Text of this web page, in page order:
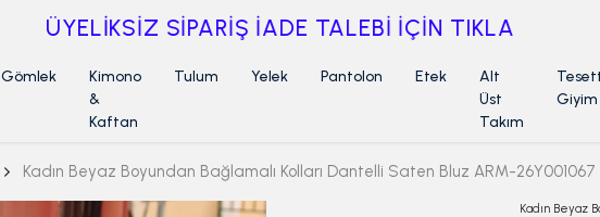
ÜYELİKSİZ SİPARİŞ İADE TALEBİ İÇİN TIKLA
Gömlek
Kimono
&
Kaftan
Tulum Yelek Pantolon Etek
Alt
Üst
Takım
Giyim
Kadın Beyaz Boyundan Bağlamalı Kolları Dantelli Saten Bluz ARM-26Y001067
Kadın Beyaz